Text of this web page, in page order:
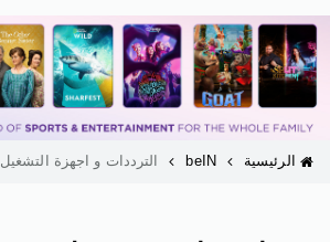
الرئيسية beIN الترددات و اجهزة التشغيل